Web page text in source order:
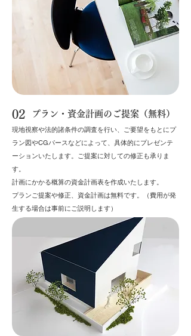
02 プラン・資金計画のご提案（無料）
現地視察や法的諸条件の調査を行い、ご要望をもとにプ
ラン図やCGパースなどによって、具体的にプレゼンテ
ーションいたします。ご提案に対しての修正も承りま
す。
計画にかかる概算の資金計画表を作成いたします。
​プランご提案や修正、資金計画は無料です。（費用が発
生する場合は事前にご説明します）